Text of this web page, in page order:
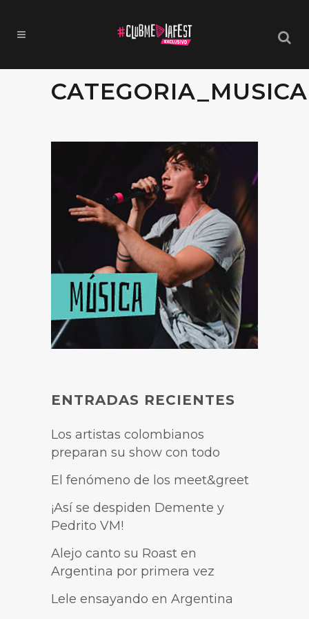
ENTRADAS RECIENTES
Los artistas colombianos
preparan su show con todo
El fenómeno de los meet&greet
¡Así se despiden Demente y
Pedrito VM!
Alejo canto su Roast en
Argentina por primera vez
Lele ensayando en Argentina